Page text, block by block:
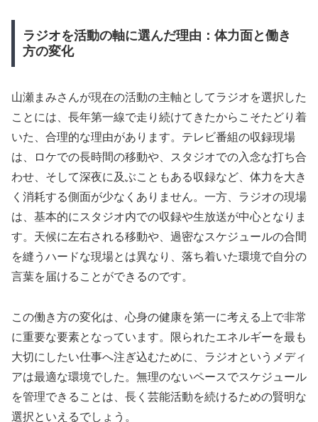
ラジオを活動の軸に選んだ理由：体力面と働き
方の変化
山瀬まみさんが現在の活動の主軸としてラジオを選択した
ことには、長年第一線で走り続けてきたからこそたどり着
いた、合理的な理由があります。テレビ番組の収録現場
は、ロケでの長時間の移動や、スタジオでの入念な打ち合
わせ、そして深夜に及ぶこともある収録など、体力を大き
く消耗する側面が少なくありません。一方、ラジオの現場
は、基本的にスタジオ内での収録や生放送が中心となりま
す。天候に左右される移動や、過密なスケジュールの合間
を縫うハードな現場とは異なり、落ち着いた環境で自分の
言葉を届けることができるのです。
この働き方の変化は、心身の健康を第一に考える上で非常
に重要な要素となっています。限られたエネルギーを最も
大切にしたい仕事へ注ぎ込むために、ラジオというメディ
アは最適な環境でした。無理のないペースでスケジュール
を管理できることは、長く芸能活動を続けるための賢明な
選択といえるでしょう。